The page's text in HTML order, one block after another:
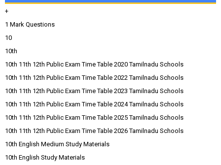
+
1 Mark Questions
10
10th
10th 11th 12th Public Exam Time Table 2020 Tamilnadu Schools
10th 11th 12th Public Exam Time Table 2022 Tamilnadu Schools
10th 11th 12th Public Exam Time Table 2023 Tamilnadu Schools
10th 11th 12th Public Exam Time Table 2024 Tamilnadu Schools
10th 11th 12th Public Exam Time Table 2025 Tamilnadu Schools
10th 11th 12th Public Exam Time Table 2026 Tamilnadu Schools
10th English Medium Study Materials
10th English Study Materials